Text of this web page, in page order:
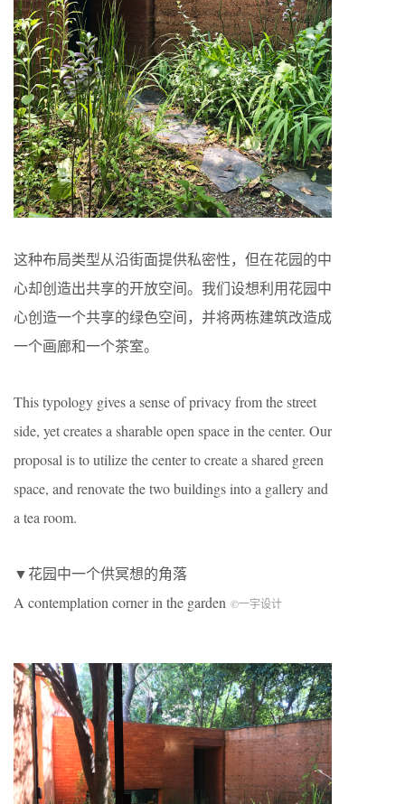
这种布局类型从沿街面提供私密性，但在花园的中
心却创造出共享的开放空间。我们设想利用花园中
心创造一个共享的绿色空间，并将两栋建筑改造成
一个画廊和一个茶室。
This typology gives a sense of privacy from the street
side, yet creates a sharable open space in the center. Our
proposal is to utilize the center to create a shared green
space, and renovate the two buildings into a gallery and
a tea room.
▼花园中一个供冥想的角落
A contemplation corner in the garden ©一宇设计